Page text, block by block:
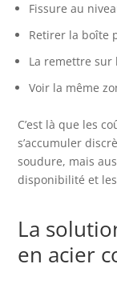
Fissure au
Retirer la boîte
La remettre sur
Voir la même
C’est là que les
s’accumuler
soudure, mais
disponibilité et
La
en acier